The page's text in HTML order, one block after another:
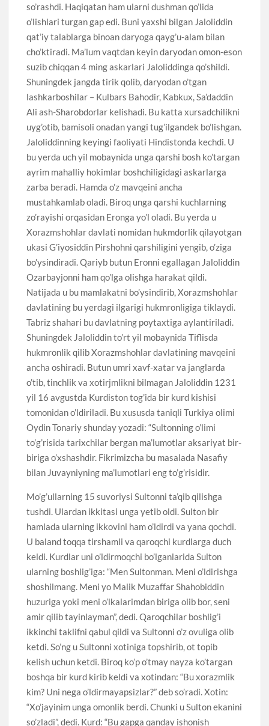
so’rashdi. Haqiqatan ham ularni dushman qo’lida
o’lishlari turgan gap edi. Buni yaxshi bilgan Jaloliddin
qat’iy talablarga binoan daryoga qayg’u-alam bilan
cho’ktiradi. Ma’lum vaqtdan keyin daryodan omon-eson
suzib chiqqan 4 ming askarlari Jaloliddinga qo’shildi.
Shuningdek jangda tirik qolib, daryodan o’tgan
lashkarboshilar – Kulbars Bahodir, Kabkux, Sa’daddin
Ali ash-Sharobdorlar kelishadi. Bu katta xursadchilikni
uyg’otib, bamisoli onadan yangi tug’ilgandek bo’lishgan.
Jaloliddinning keyingi faoliyati Hindistonda kechdi. U
bu yerda uch yil mobaynida unga qarshi bosh ko’targan
ayrim mahalliy hokimlar boshchiligidagi askarlarga
zarba beradi. Hamda o’z mavqeini ancha
mustahkamlab oladi. Biroq unga qarshi kuchlarning
zo’rayishi orqasidan Eronga yo’l oladi. Bu yerda u
Xorazmshohlar davlati nomidan hukmdorlik qilayotgan
ukasi G’iyosiddin Pirshohni qarshiligini yengib, o’ziga
bo’ysindiradi. Qariyb butun Eronni egallagan Jaloliddin
Ozarbayjonni ham qo’lga olishga harakat qildi.
Natijada u bu mamlakatni bo’ysindirib, Xorazmshohlar
davlatining bu yerdagi ilgarigi hukmronligiga tiklaydi.
Tabriz shahari bu davlatning poytaxtiga aylantiriladi.
Shuningdek Jaloliddin to’rt yil mobaynida Tiflisda
hukmronlik qilib Xorazmshohlar davlatining mavqeini
ancha oshiradi. Butun umri xavf-xatar va janglarda
o’tib, tinchlik va xotirjmlikni bilmagan Jaloliddin 1231
yil 16 avgustda Kurdiston tog’ida bir kurd kishisi
tomonidan o’ldiriladi. Bu xususda taniqli Turkiya olimi
Oydin Tonariy shunday yozadi: “Sultonning o’limi
to’g’risida tarixchilar bergan ma’lumotlar aksariyat bir-
biriga o’xshashdir. Fikrimizcha bu masalada Nasafiy
bilan Juvayniyning ma’lumotlari eng to’g’risidir.
Mo’g’ullarning 15 suvoriysi Sultonni ta’qib qilishga
tushdi. Ulardan ikkitasi unga yetib oldi. Sulton bir
hamlada ularning ikkovini ham o’ldirdi va yana qochdi.
U baland toqqa tirshamli va qaroqchi kurdlarga duch
keldi. Kurdlar uni o’ldirmoqchi bo’lganlarida Sulton
ularning boshlig’iga: “Men Sultonman. Meni o’ldirishga
shoshilmang. Meni yo Malik Muzaffar Shahobiddin
huzuriga yoki meni o’lkalarimdan biriga olib bor, seni
amir qilib tayinlayman”, dedi. Qaroqchilar boshlig’i
ikkinchi taklifni qabul qildi va Sultonni o’z ovuliga olib
ketdi. So’ng u Sultonni xotiniga topshirib, ot topib
kelish uchun ketdi. Biroq ko’p o’tmay nayza ko’targan
boshqa bir kurd kirib keldi va xotindan: “Bu xorazmlik
kim? Uni nega o’ldirmayapsizlar?” deb so’radi. Xotin:
“Xo’jayinim unga omonlik berdi. Chunki u Sulton ekanini
so’zladi”, dedi. Kurd: “Bu gapga qanday ishonish